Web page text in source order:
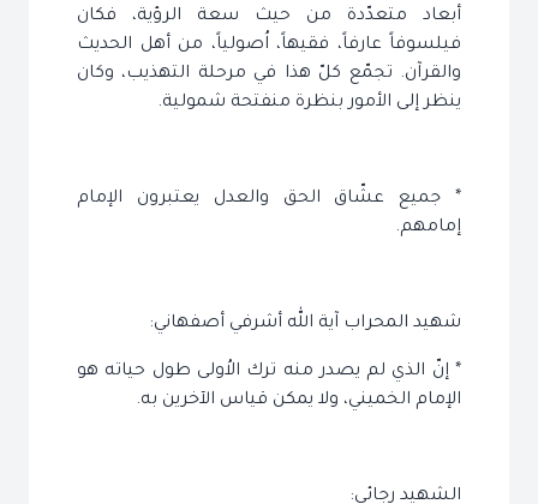
أبعاد متعدّدة من حيث سعة الرؤية، فكان
فيلسوفاً عارفاً، فقيهاً، اُصولياً، من أهل الحديث
والقرآن. تجمّع كلّ هذا في مرحلة التهذيب، وكان
ينظر إلى الأمور بنظرة منفتحة شمولية.
* جميع عشّاق الحق والعدل يعتبرون الإمام
إمامهم.
شهيد المحراب آية الله أشرفي أصفهاني:
* إنّ الذي لم يصدر منه ترك الاُولى طول حياته هو
الإمام الخميني، ولا يمكن قياس الآخرين به.
الشهيد رجائي: